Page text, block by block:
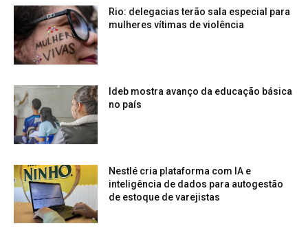
Rio: delegacias terão sala especial para
mulheres vítimas de violência
Ideb mostra avanço da educação básica
no país
Nestlé cria plataforma com IA e
inteligência de dados para autogestão
de estoque de varejistas